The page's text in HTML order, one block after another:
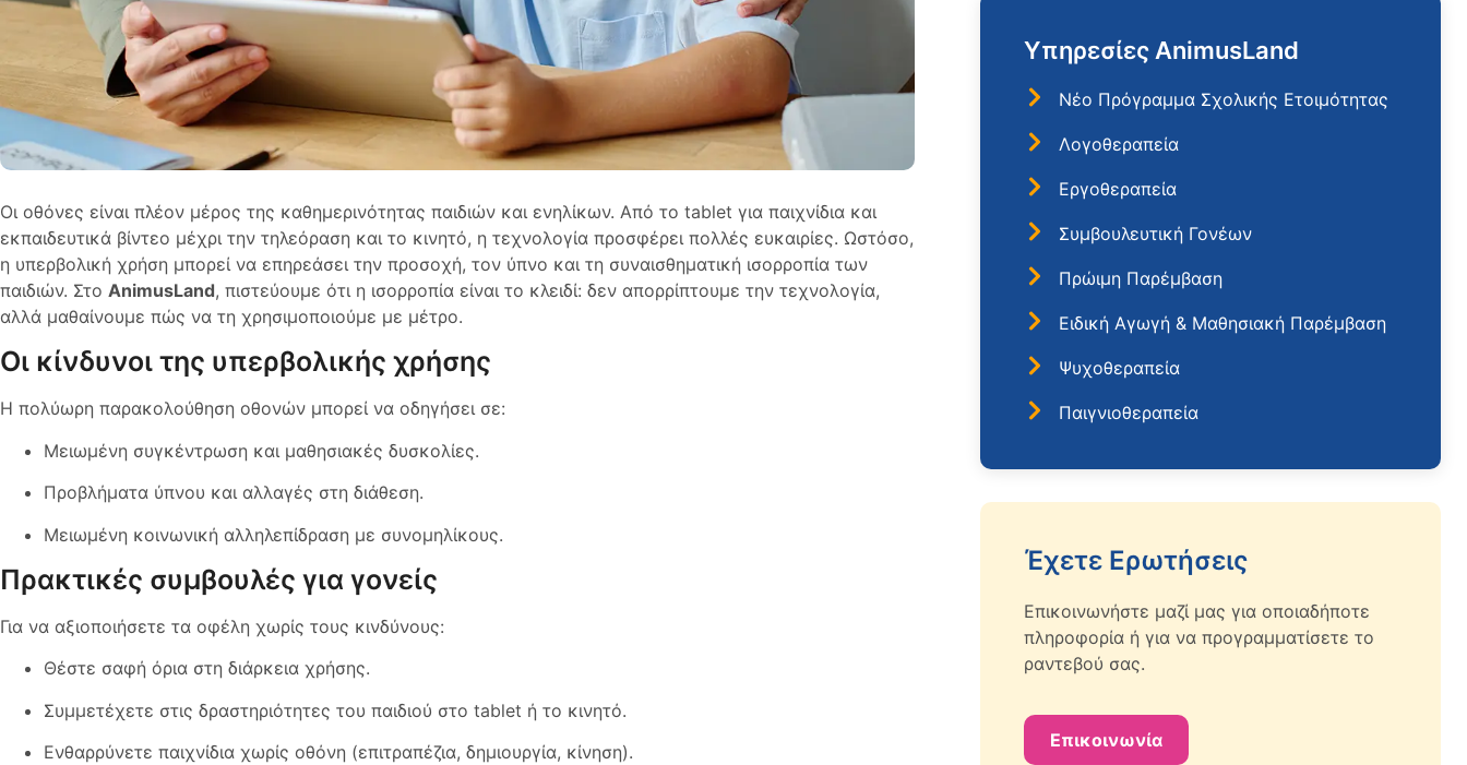
Οι οθόνες είναι πλέον μέρος της καθημερινότητας παιδιών και ενηλίκων. Από το tablet για παιχνίδια και
εκπαιδευτικά βίντεο μέχρι την τηλεόραση και το κινητό, η τεχνολογία προσφέρει πολλές ευκαιρίες. Ωστόσο,
η υπερβολική χρήση μπορεί να επηρεάσει την προσοχή, τον ύπνο και τη συναισθηματική ισορροπία των
παιδιών. Στο AnimusLand, πιστεύουμε ότι η ισορροπία είναι το κλειδί: δεν απορρίπτουμε την τεχνολογία,
αλλά μαθαίνουμε πώς να τη χρησιμοποιούμε με μέτρο.
Οι κίνδυνοι της υπερβολικής χρήσης
Η πολύωρη παρακολούθηση οθονών μπορεί να οδηγήσει σε:
Μειωμένη συγκέντρωση και μαθησιακές δυσκολίες.
Προβλήματα ύπνου και αλλαγές στη διάθεση.
Μειωμένη κοινωνική αλληλεπίδραση με συνομηλίκους.
Πρακτικές συμβουλές για γονείς
Για να αξιοποιήσετε τα οφέλη χωρίς τους κινδύνους:
Θέστε σαφή όρια στη διάρκεια χρήσης.
Συμμετέχετε στις δραστηριότητες του παιδιού στο tablet ή το κινητό.
Ενθαρρύνετε παιχνίδια χωρίς οθόνη (επιτραπέζια, δημιουργία, κίνηση).
Υπηρεσίες AnimusLand
Nέο Πρόγραμμα Σχολικής Ετοιμότητας
Λογοθεραπεία
Εργοθεραπεία
Συμβουλευτική Γονέων
Πρώιμη Παρέμβαση
Ειδική Αγωγή & Μαθησιακή Παρέμβαση
Ψυχοθεραπεία
Παιγνιοθεραπεία
Έχετε Ερωτήσεις
Επικοινωνήστε μαζί μας για οποιαδήποτε
πληροφορία ή για να προγραμματίσετε το
ραντεβού σας.
Επικοινωνία